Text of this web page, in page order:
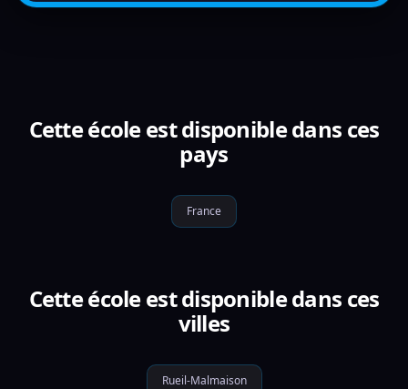
Cette école est disponible dans ces
pays
France
Cette école est disponible dans ces
villes
Rueil-Malmaison